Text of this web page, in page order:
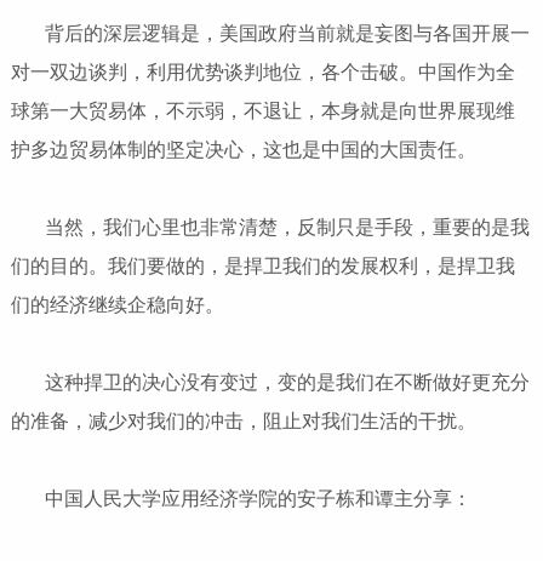
背后的深层逻辑是，美国政府当前就是妄图与各国开展一
对一双边谈判，利用优势谈判地位，各个击破。中国作为全
球第一大贸易体，不示弱，不退让，本身就是向世界展现维
护多边贸易体制的坚定决心，这也是中国的大国责任。
当然，我们心里也非常清楚，反制只是手段，重要的是我
们的目的。我们要做的，是捍卫我们的发展权利，是捍卫我
们的经济继续企稳向好。
这种捍卫的决心没有变过，变的是我们在不断做好更充分
的准备，减少对我们的冲击，阻止对我们生活的干扰。
中国人民大学应用经济学院的安子栋和谭主分享：